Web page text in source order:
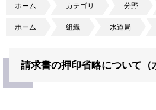
ホーム カテゴリ 分野
ホーム 組織 水道局
請求書の押印省略について（